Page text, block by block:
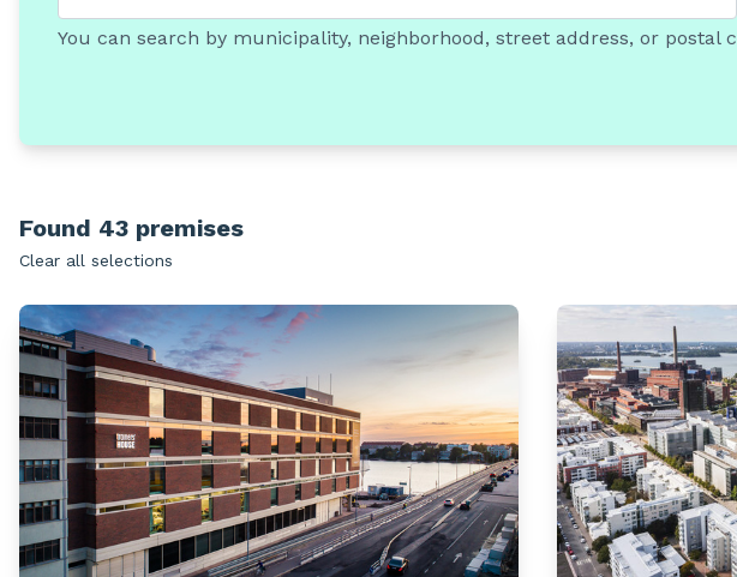
You can search by municipality, neighborhood, street address, or postal
Found 43 premises
Clear all selections